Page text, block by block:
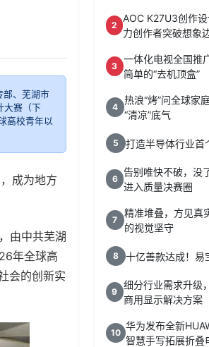
部、芜湖市
大赛（下
高校青年以
成为地方
由中共芜湖
年全球高
会的创新实
2
AOC K27U3创作
力创作者突破想象
3
一体化电视全国推
简单的“去机顶盒”
4
热浪“烤”问全球家
“清凉”底气
5 打造半导体行业首
6
告别唯快不破，没
进入质量决赛圈
7
精准堆叠，方见真
的视觉坚守
8 十亿善款达成！易
9
细分行业需求升级
商用显示解决方案
10
华为发布全新
智慧手写拓展折叠